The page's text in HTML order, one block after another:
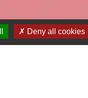
Deny all cookies